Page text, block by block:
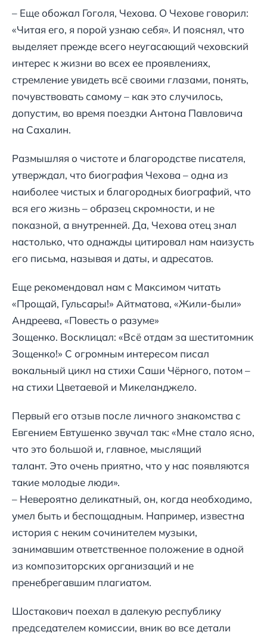
– Еще обожал Гоголя, Чехова. О Чехове говорил:
«Читая его, я порой узнаю себя». И пояснял, что
выделяет прежде всего неугасающий чеховский
интерес к жизни во всех ее проявлениях,
стремление увидеть всё своими глазами, понять,
почувствовать самому – как это случилось,
допустим, во время поездки Антона Павловича
на Сахалин.
Размышляя о чистоте и благородстве писателя,
утверждал, что биография Чехова – одна из
наиболее чистых и благородных биографий, что
вся его жизнь – образец скромности, и не
показной, а внутренней. Да, Чехова отец знал
настолько, что однажды цитировал нам наизусть
его письма, называя и даты, и адресатов.
Еще рекомендовал нам с Максимом читать
«Прощай, Гульсары!» Айтматова, «Жили-были»
Андреева, «Повесть о разуме»
Зощенко. Восклицал: «Всё отдам за шеститомник
Зощенко!» С огромным интересом писал
вокальный цикл на стихи Саши Чёрного, потом –
на стихи Цветаевой и Микеланджело.
Первый его отзыв после личного знакомства с
Евгением Евтушенко звучал так: «Мне стало ясно,
что это большой и, главное, мыслящий
талант. Это очень приятно, что у нас появляются
такие молодые люди».
– Невероятно деликатный, он, когда необходимо,
умел быть и беспощадным. Например, известна
история с неким сочинителем музыки,
занимавшим ответственное положение в одной
из композиторских организаций и не
пренебрегавшим плагиатом.
Шостакович поехал в далекую республику
председателем комиссии, вник во все детали